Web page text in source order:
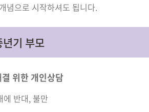
념으로 시작하셔도 됩니다.
기 부모
위한 개인상담
에 반대, 불만